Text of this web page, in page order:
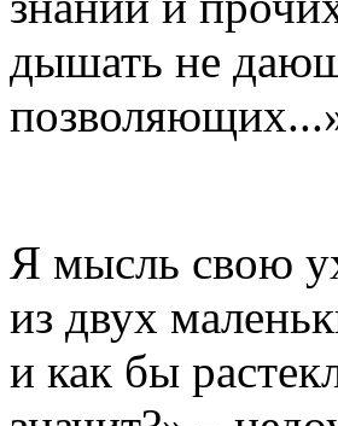
дышать не
Я мысль свою
из двух
и как бы